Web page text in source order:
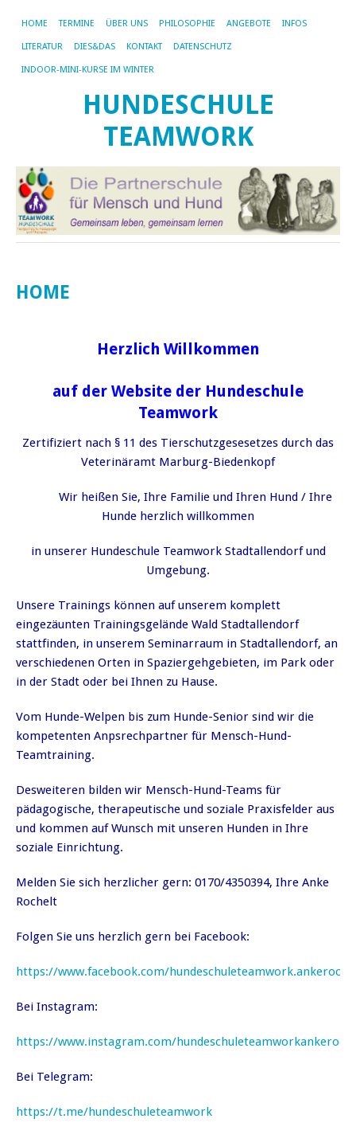
HOME TERMINE ÜBER UNS PHILOSOPHIE ANGEBOTE INFOS
LITERATUR DIES&DAS KONTAKT DATENSCHUTZ
INDOOR-MINI-KURSE IM WINTER
HUNDESCHULE
TEAMWORK
HOME
Herzlich Willkommen
auf der Website der Hundeschule
Teamwork
Zertifiziert nach § 11 des Tierschutzgesesetzes durch das
Veterinäramt Marburg-Biedenkopf
Wir heißen Sie, Ihre Familie und Ihren Hund / Ihre
Hunde herzlich willkommen
in unserer Hundeschule Teamwork Stadtallendorf und
Umgebung.
Unsere Trainings können auf unserem komplett
eingezäunten Trainingsgelände Wald Stadtallendorf
stattfinden, in unserem Seminarraum in Stadtallendorf, an
verschiedenen Orten in Spaziergehgebieten, im Park oder
in der Stadt oder bei Ihnen zu Hause.
Vom Hunde-Welpen bis zum Hunde-Senior sind wir die
kompetenten Anpsrechpartner für Mensch-Hund-
Teamtraining.
Desweiteren bilden wir Mensch-Hund-Teams für
pädagogische, therapeutische und soziale Praxisfelder aus
und kommen auf Wunsch mit unseren Hunden in Ihre
soziale Einrichtung.
Melden Sie sich herzlicher gern: 0170/4350394, Ihre Anke
Rochelt
Folgen Sie uns herzlich gern bei Facebook:
https://www.facebook.com/
Bei Instagram:
https://www.instagram.com/
Bei Telegram:
https://t.me/hundeschuleteamwork